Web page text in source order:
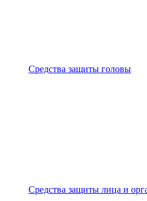
Средства защиты головы
Средства защиты лица и